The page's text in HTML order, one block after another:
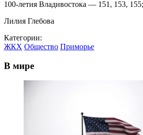
100-летия Владивостока — 151, 153,
Лилия Глебова
Категории:
ЖКХ Общество Приморье
В мире